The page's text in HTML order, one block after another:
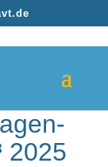
2025